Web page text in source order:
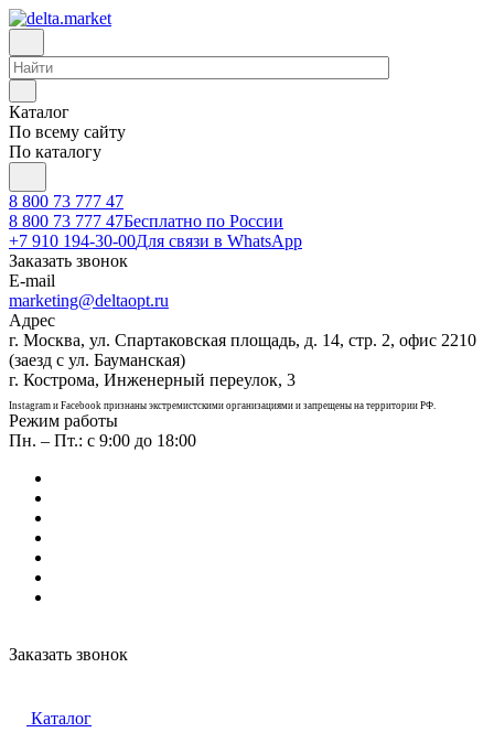
Каталог
По всему сайту
По каталогу
8 800 73 777 47
8 800 73 777 47Бесплатно по России
+7 910 194-30-00Для связи в WhatsApp
Заказать звонок
E-mail
marketing@deltaopt.ru
Адрес
г. Москва, ул. Спартаковская площадь, д. 14, стр. 2, офис 2210
(заезд с ул. Бауманская)
г. Кострома, Инженерный переулок, 3
Instagram и Facebook признаны экстремистскими организациями и запрещены на территории РФ.
Режим работы
Пн. – Пт.: с 9:00 до 18:00
Заказать звонок
Каталог